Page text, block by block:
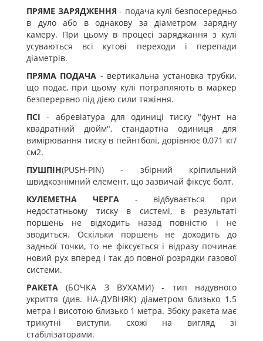
ПРЯМЕ ЗАРЯДЖЕННЯ - подача кулі безпосередньо
в дуло або в однакову за діаметром зарядну
камеру. При цьому в процесі заряджання з кулі
усуваються всі кутові переходи і перепади
діаметрів.
ПРЯМА ПОДАЧА - вертикальна установка трубки,
що подає, при цьому кулі потрапляють в маркер
безперервно під дією сили тяжіння.
ПСІ - абревіатура для одиниці тиску "фунт на
квадратний дюйм", стандартна одиниця для
вимірювання тиску в пейнтболі, дорівнює 0,071 кг/
см2.
ПУШПІН(PUSH-PIN) - збірний кріпильний
швидкознімний елемент, що зазвичай фіксує болт.
КУЛЕМЕТНА ЧЕРГА- відбувається при
недостатньому тиску в системі, в результаті
поршень не відходить назад повністю і не
зводиться. Оскільки поршень не доходить до
задньої точки, то не фіксується і відразу починає
новий рух вперед і так до повної розрядки газової
системи.
РАКЕТА (БОЧКА З ВУХАМИ) - тип надувного
укриття (див. НА-ДУВНЯК) діаметром близько 1.5
метра і висотою близько 1 метра. Збоку ракета має
трикутні виступи, схожі на вигляд зі
стабілізаторами.